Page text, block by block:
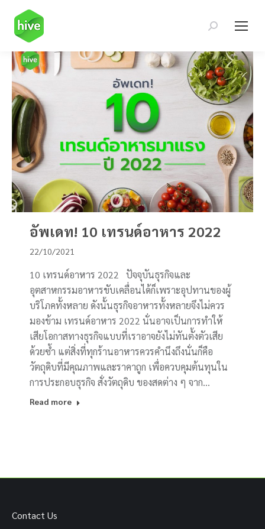
Search:
อัพเดท! 10 เทรนด์อาหาร 2022
22/10/2021
10 เทรนด์อาหาร 2022 ปัจจุบันธุรกิจและ
อุตสาหกรรมอาหารขับเคลื่อนได้ก็เพราะอุปทานของผู้
บริโภคทั้งหลาย ดังนั้นธุรกิจอาหารทั้งหลายจึงไม่ควร
มองข้าม เทรนด์อาหาร 2022 นั่นอาจเป็นการทำให้
เสียโอกาสทางธุรกิจแบบที่เราอาจยังไม่ทันตั้งตัวเสีย
ด้วยซ้ำ แต่สิ่งที่ทุกร้านอาหารควรคำนึงถึงนั่นก็คือ
วัตถุดิบที่มีคุณภาพและราคาถูก เพื่อควบคุมต้นทุนใน
การประกอบธุรกิจ สั่งวัตถุดิบ ของสดต่าง ๆ จาก…
Read more
Contact Us